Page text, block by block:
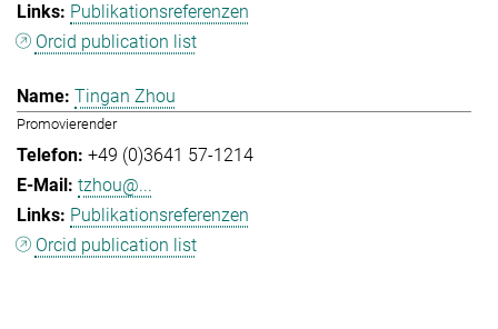
Publikationsreferenzen
Orcid publication list
Tingan Zhou
Promovierender
+49 (0)3641 57-1214
tzhou@...
Publikationsreferenzen
Orcid publication list